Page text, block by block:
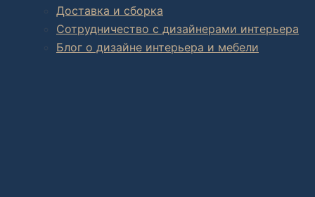
Доставка и сборка
Сотрудничество с дизайнерами интерьера
Блог о дизайне интерьера и мебели
Комплексное обустройство интерьера: замер, подготовка
интернет магазине дизайнерской